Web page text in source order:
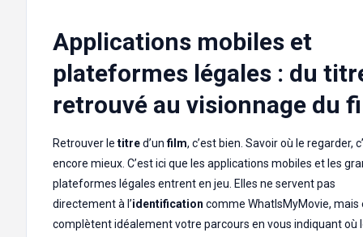
Applications mobiles et
plateformes légales : du
retrouvé au visionnage du
Retrouver le titred’un film, c’est bien. Savoir où le regarder,
encore mieux. C’est ici que les applications mobiles et les
plateformes légales entrent en jeu. Elles ne servent pas
directement à l’identification comme WhatIsMyMovie, mais
complètent idéalement votre parcours en vous indiquant où